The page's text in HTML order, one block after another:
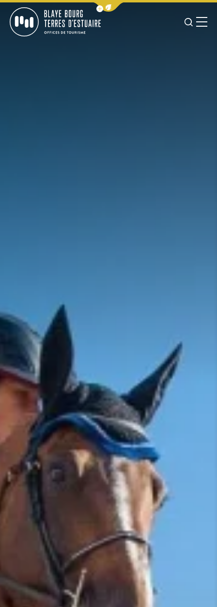
Afficher la barre de navigation
JE
MENU